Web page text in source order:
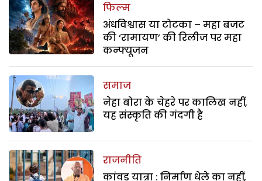
फिल्म
अंधविश्वास या टोटका – महा बजट
की ‘रामायण’ की रिलीज पर महा
कन्फ्यूजन
समाज
नेहा बोरा के चेहरे पर कालिख नहीं,
यह संस्कृति की गंदगी है
राजनीति
कांवड़ यात्रा : निर्माण धेले का नहीं,